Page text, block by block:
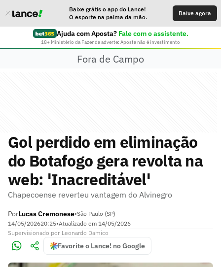
Baixe grátis o app do Lance!
O esporte na palma da mão.
Baixe agora
Ajuda com Aposta? Fale com o assistente.
18+ Ministério da Fazenda adverte: Aposta não é investimento
Fora de Campo
Gol perdido em eliminação
do Botafogo gera revolta na
web: 'Inacreditável'
Chapecoense reverteu vantagem do Alvinegro
PorLucas Cremonese•São Paulo (SP)
14/05/202620:25•Atualizado em 14/05/2026
Supervisionado por Leonardo Damico
Favorite o Lance! no Google